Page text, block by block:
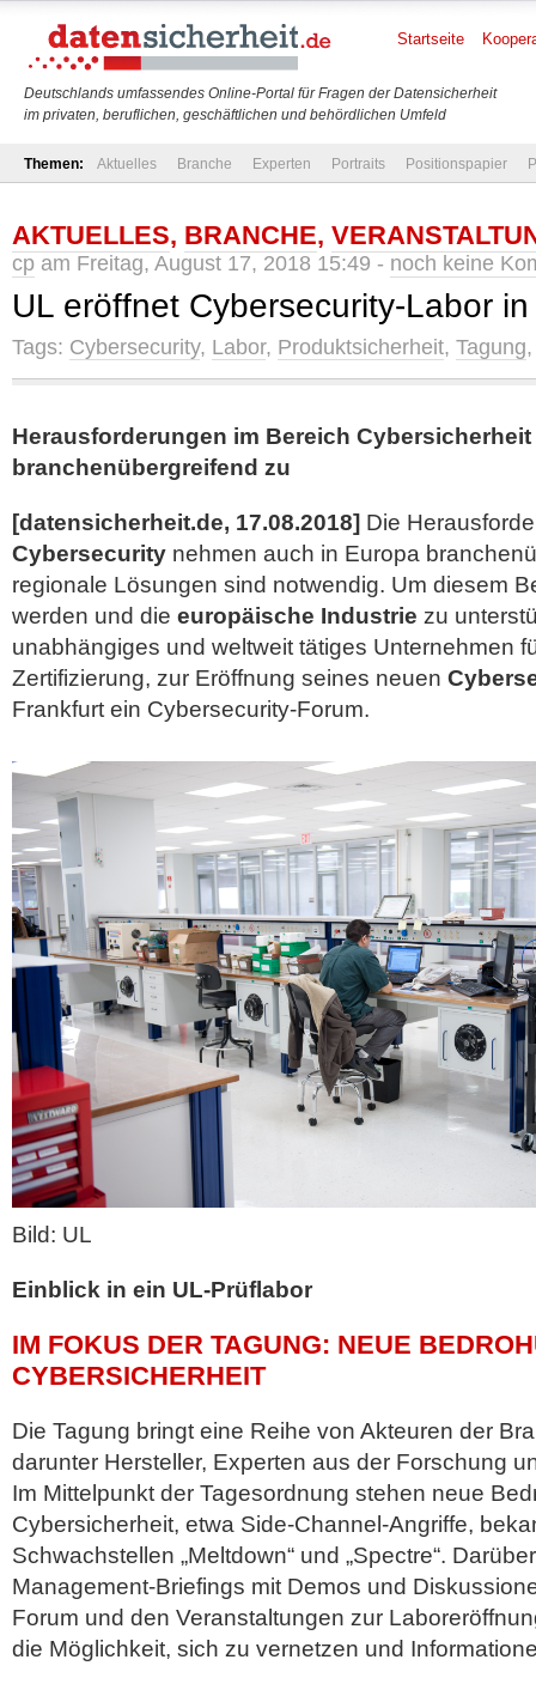
Deutschlands umfassendes Online-Portal für Fragen der Datensicherheit
im privaten, beruflichen, geschäftlichen und behördlichen Umfeld
Startseite
Themen: Aktuelles Branche Experten Portraits Positionspapier
AKTUELLES, BRANCHE,
cp am Freitag, August 17, 2018 15:49 - noch keine
UL eröffnet Cybersecurity-Labor
Tags: Cybersecurity, Labor, Produktsicherheit, Tagung
Herausforderungen im Bereich
branchenübergreifend zu
[datensicherheit.de, 17.08.2018] Die
Cybersecurity nehmen auch in Europa
regionale Lösungen sind notwendig. Um diesem
werden und die europäische Industrie zu
unabhängiges und weltweit tätiges Unternehmen
Zertifizierung, zur Eröffnung seines neuen
Frankfurt ein Cybersecurity-Forum.
Bild: UL
Einblick in ein UL-Prüflabor
IM FOKUS DER TAGUNG: NEUE
CYBERSICHERHEIT
Die Tagung bringt eine Reihe von Akteuren der
darunter Hersteller, Experten aus der Forschung
Im Mittelpunkt der Tagesordnung stehen neue
Cybersicherheit, etwa Side-Channel-Angriffe,
Schwachstellen „Meltdown“ und „Spectre“.
Management-Briefings mit Demos und
Forum und den Veranstaltungen zur
die Möglichkeit, sich zu vernetzen und